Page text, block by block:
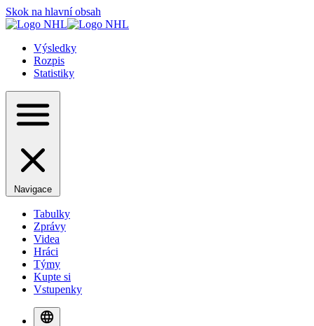
Skok na hlavní obsah
Výsledky
Rozpis
Statistiky
Navigace
Tabulky
Zprávy
Videa
Hráci
Týmy
Kupte si
Vstupenky